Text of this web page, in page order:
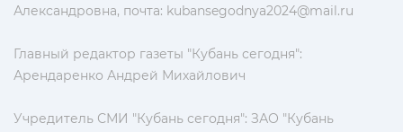
Александровна, почта: kubansegodnya2024@mail.ru
Главный редактор газеты "Кубань сегодня":
Арендаренко Андрей Михайлович
Учредитель СМИ "Кубань сегодня": ЗАО "Кубань